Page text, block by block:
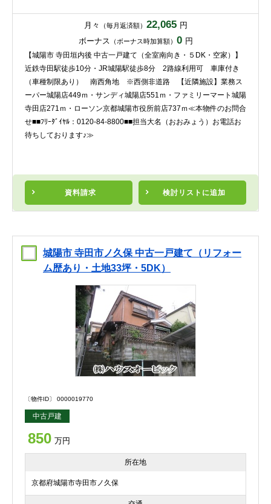
月々 （毎月返済額） 22,065 円
ボーナス （ボーナス時加算額） 0 円
資料請求 検討リスト に追加
【城陽市 寺田垣内後 中古一戸建て（全室南向き・５DK・空家）】
近鉄寺田駅徒歩10分・JR城陽駅徒歩8分 2路線利用可 車庫付き
（車種制限あり） 南西角地 ※西側非道路 【近隣施設】業務ス
ーパー城陽店449ｍ・サンディ城陽店551ｍ・ファミリーマート城陽
寺田店271ｍ・ローソン京都城陽市役所前店737ｍ≪本物件のお問合
せ■■ﾌﾘｰﾀﾞｲﾔﾙ：0120-84-8800■■担当大名（おおみょう）お電話お
待ちしております♪≫
城陽市 寺田市ノ久保 中古一戸建て（リフォー
ム歴あり・土地33坪・5DK）
〔物件ID〕 0000019770
中古戸建
850 万円
所在地
京都府城陽市寺田市ノ久保